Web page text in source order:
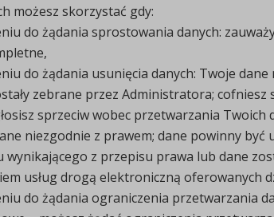
możesz skorzystać gdy:
do żądania sprostowania danych:
do żądania usunięcia danych: Twoje
zebrane przez Administratora;
sprzeciw wobec przetwarzania Twoich
niezgodnie z prawem; dane powinny być
wynikającego z przepisu prawa lub dane
usług drogą elektroniczną oferowanych
do żądania ograniczenia przetwarzania